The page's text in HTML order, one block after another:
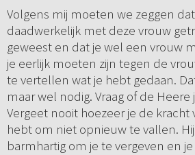
Volgens mij moeten we zeggen
daadwerkelijk met deze vrouw
geweest en dat je wel een vrouw
je eerlijk moeten zijn tegen de
te vertellen wat je hebt gedaan.
maar wel nodig. Vraag of de
Vergeet nooit hoezeer je de kracht
hebt om niet opnieuw te vallen.
barmhartig om je te vergeven en